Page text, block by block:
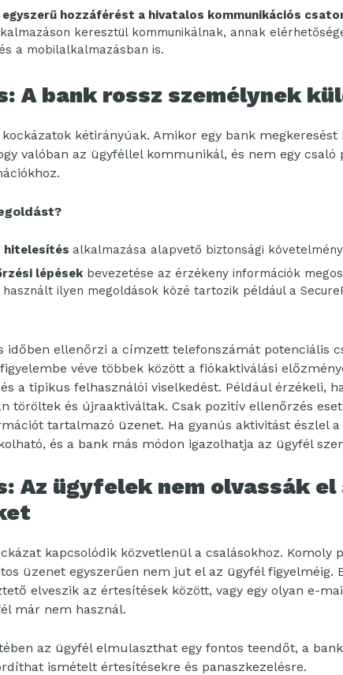
hozzáférést a hivatalos kommunikációs
keresztül kommunikálnak, annak
a mobilalkalmazásban is.
A bank rossz személynek
kétirányúak. Amikor egy bank
valóban az ügyféllel kommunikál, és nem egy csaló
hitelesítés alkalmazása alapvető biztonsági
lépések bevezetése az érzékeny információk
ilyen megoldások közé tartozik például a
időben ellenőrzi a címzett telefonszámát potenciális
véve többek között a fiókaktiválási
a tipikus felhasználói viselkedést. Például érzékeli,
töröltek és újraaktiváltak. Csak pozitív ellenőrzés
tartalmazó üzenet. Ha gyanús aktivitást észlel a
és a bank más módon igazolhatja az ügyfél
Az ügyfelek nem olvassák
kapcsolódik közvetlenül a csalásokhoz. Komoly
üzenet egyszerűen nem jut el az ügyfél figyelméig.
elveszik az értesítések között, vagy egy olyan e-
már nem használ.
az ügyfél elmulaszthat egy fontos teendőt, a
ismételt értesítésekre és panaszkezelésre.